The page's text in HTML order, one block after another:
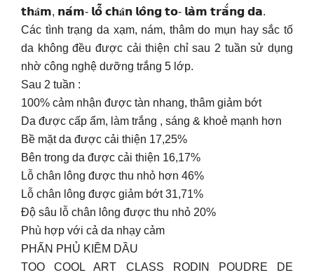
𝘁𝗵𝐚̂𝗺, 𝗻𝗮́𝗺- 𝗹𝗼̂̃ 𝗰𝗵𝐚̂𝗻 𝗹𝗼̂𝗻𝗴 𝘁𝗼- 𝗹𝗮̀𝗺 𝘁𝗿𝗮̆́𝗻𝗴 𝗱𝗮.
Các tình trạng da xạm, nám, thâm do mụn hay sắc tố
da không đều được cải thiện chỉ sau 2 tuần sử dụng
nhờ công nghệ dưỡng trắng 5 lớp.
Sau 2 tuần :
100% cảm nhận được tàn nhang, thâm giảm bớt
Da được cấp ẩm, làm trắng , sáng & khoẻ mạnh hơn
Bề mặt da được cải thiện 17,25%
Bên trong da được cải thiện 16,17%
Lỗ chân lông được thu nhỏ hơn 46%
Lỗ chân lông được giảm bớt 31,71%
Độ sâu lỗ chân lông được thu nhỏ 20%
Phù hợp với cả da nhạy cảm
PHẤN PHỦ KIỀM DẦU
TOO COOL ART CLASS RODIN POUDRE DE